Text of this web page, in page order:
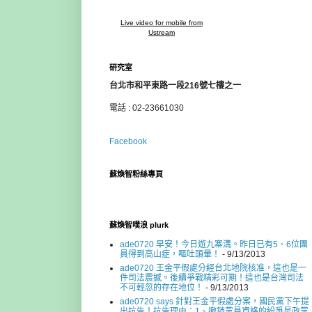
Live video for mobile from
Ustream
研究室
台北市和平東路一段216號七樓之一
電話 : 02-23661030
Facebook
蘇煥智粉絲專頁
蘇煥智噗浪 plurk
ade0720 早安！今日遊九寨溝。昨日已有5、6位團
員得到高山症，嘔吐頭暈！ - 9/13/2013
ade0720 王金平假處分經台北地院核准，這也是一
件司法震撼。後續爭戰精彩可期！這也是台灣司法
不可輕忽的存在地位！ - 9/13/2013
ade0720 says 針對王金平假處分案，國民黨下午提